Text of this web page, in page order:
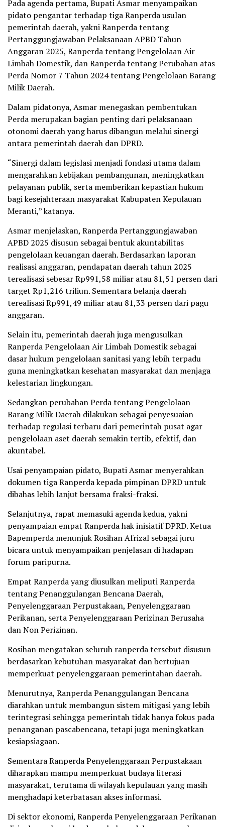
Pada agenda pertama, Bupati Asmar menyampaikan
pidato pengantar terhadap tiga Ranperda usulan
pemerintah daerah, yakni Ranperda tentang
Pertanggungjawaban Pelaksanaan APBD Tahun
Anggaran 2025, Ranperda tentang Pengelolaan Air
Limbah Domestik, dan Ranperda tentang Perubahan atas
Perda Nomor 7 Tahun 2024 tentang Pengelolaan Barang
Milik Daerah.
Dalam pidatonya, Asmar menegaskan pembentukan
Perda merupakan bagian penting dari pelaksanaan
otonomi daerah yang harus dibangun melalui sinergi
antara pemerintah daerah dan DPRD.
“Sinergi dalam legislasi menjadi fondasi utama dalam
mengarahkan kebijakan pembangunan, meningkatkan
pelayanan publik, serta memberikan kepastian hukum
bagi kesejahteraan masyarakat Kabupaten Kepulauan
Meranti,” katanya.
Asmar menjelaskan, Ranperda Pertanggungjawaban
APBD 2025 disusun sebagai bentuk akuntabilitas
pengelolaan keuangan daerah. Berdasarkan laporan
realisasi anggaran, pendapatan daerah tahun 2025
terealisasi sebesar Rp991,58 miliar atau 81,51 persen dari
target Rp1,216 triliun. Sementara belanja daerah
terealisasi Rp991,49 miliar atau 81,33 persen dari pagu
anggaran.
Selain itu, pemerintah daerah juga mengusulkan
Ranperda Pengelolaan Air Limbah Domestik sebagai
dasar hukum pengelolaan sanitasi yang lebih terpadu
guna meningkatkan kesehatan masyarakat dan menjaga
kelestarian lingkungan.
Sedangkan perubahan Perda tentang Pengelolaan
Barang Milik Daerah dilakukan sebagai penyesuaian
terhadap regulasi terbaru dari pemerintah pusat agar
pengelolaan aset daerah semakin tertib, efektif, dan
akuntabel.
Usai penyampaian pidato, Bupati Asmar menyerahkan
dokumen tiga Ranperda kepada pimpinan DPRD untuk
dibahas lebih lanjut bersama fraksi-fraksi.
Selanjutnya, rapat memasuki agenda kedua, yakni
penyampaian empat Ranperda hak inisiatif DPRD. Ketua
Bapemperda menunjuk Rosihan Afrizal sebagai juru
bicara untuk menyampaikan penjelasan di hadapan
forum paripurna.
Empat Ranperda yang diusulkan meliputi Ranperda
tentang Penanggulangan Bencana Daerah,
Penyelenggaraan Perpustakaan, Penyelenggaraan
Perikanan, serta Penyelenggaraan Perizinan Berusaha
dan Non Perizinan.
Rosihan mengatakan seluruh ranperda tersebut disusun
berdasarkan kebutuhan masyarakat dan bertujuan
memperkuat penyelenggaraan pemerintahan daerah.
Menurutnya, Ranperda Penanggulangan Bencana
diarahkan untuk membangun sistem mitigasi yang lebih
terintegrasi sehingga pemerintah tidak hanya fokus pada
penanganan pascabencana, tetapi juga meningkatkan
kesiapsiagaan.
Sementara Ranperda Penyelenggaraan Perpustakaan
diharapkan mampu memperkuat budaya literasi
masyarakat, terutama di wilayah kepulauan yang masih
menghadapi keterbatasan akses informasi.
Di sektor ekonomi, Ranperda Penyelenggaraan Perikanan